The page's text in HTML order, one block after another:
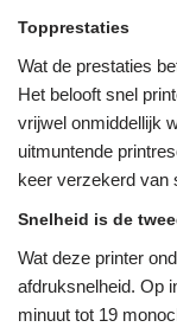
Topprestaties
Wat de prestaties
Het belooft snel
vrijwel onmiddellijk
uitmuntende
keer verzekerd van
Snelheid is de
Wat deze printer
afdruksnelheid. Op
minuut tot 19